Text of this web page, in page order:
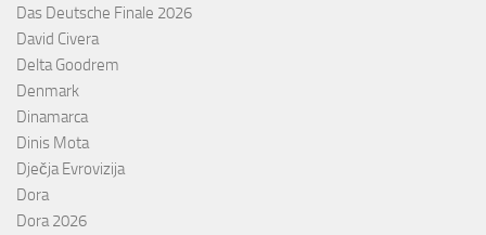
Das Deutsche Finale 2026
David Civera
Delta Goodrem
Denmark
Dinamarca
Dinis Mota
Dječja Evrovizija
Dora
Dora 2026